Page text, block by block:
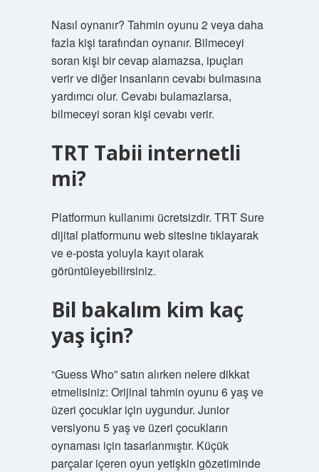
Nasıl oynanır? Tahmin oyunu 2 veya daha
fazla kişi tarafından oynanır. Bilmeceyi
soran kişi bir cevap alamazsa, ipuçları
verir ve diğer insanların cevabı bulmasına
yardımcı olur. Cevabı bulamazlarsa,
bilmeceyi soran kişi cevabı verir.
TRT Tabii internetli
mi?
Platformun kullanımı ücretsizdir. TRT Sure
dijital platformunu web sitesine tıklayarak
ve e-posta yoluyla kayıt olarak
görüntüleyebilirsiniz.
Bil bakalım kim kaç
yaş için?
“Guess Who” satın alırken nelere dikkat
etmelisiniz: Orijinal tahmin oyunu 6 yaş ve
üzeri çocuklar için uygundur. Junior
versiyonu 5 yaş ve üzeri çocukların
oynaması için tasarlanmıştır. Küçük
parçalar içeren oyun yetişkin gözetiminde